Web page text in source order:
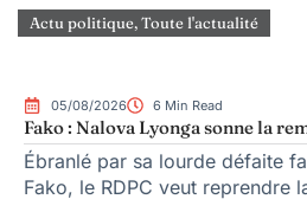
Actu politique,Toute l'actualité
05/08/2026 6 Min Read
Fako : Nalova Lyonga sonne la
Ébranlé par sa lourde défaite
Fako, le RDPC veut reprendre